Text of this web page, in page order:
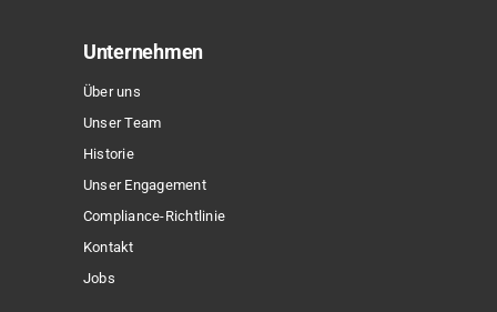
Optionen
gewählt
werden
Unternehmen
Über uns
Unser Team
Historie
Unser Engagement
Compliance-Richtlinie
Kontakt
Jobs